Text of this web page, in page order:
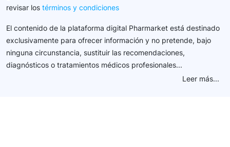
revisar los términos y condiciones
El contenido de la plataforma digital Pharmarket está destinado
exclusivamente para ofrecer información y no pretende, bajo
ninguna circunstancia, sustituir las recomendaciones,
diagnósticos o tratamientos médicos profesionales...
Leer más...